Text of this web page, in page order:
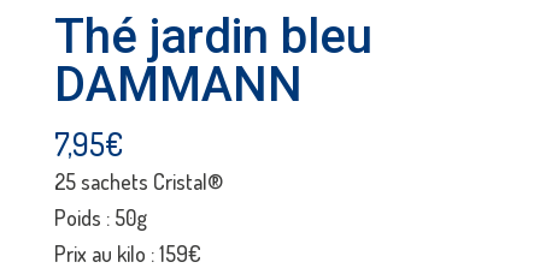
Thé jardin bleu
DAMMANN
7,95€
25 sachets Cristal®
Poids : 50g
Prix au kilo : 159€